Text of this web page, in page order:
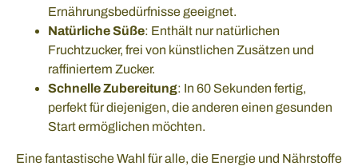
Ernährungsbedürfnisse geeignet.
Natürliche Süße: Enthält nur natürlichen
Fruchtzucker, frei von künstlichen Zusätzen und
raffiniertem Zucker.
Schnelle Zubereitung: In 60 Sekunden fertig,
perfekt für diejenigen, die anderen einen gesunden
Start ermöglichen möchten.
Eine fantastische Wahl für alle, die Energie und Nährstoffe